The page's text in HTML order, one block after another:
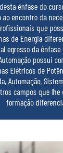
ênfase do
ao encontro da
que
de Energia
egresso da
possui
Elétricos de
Automação,
campos que lhe
formação